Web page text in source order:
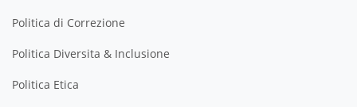
Politica di Correzione
Politica Diversita & Inclusione
Politica Etica